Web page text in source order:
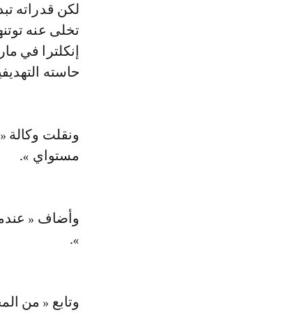
لكن قدراته
تخلى عنه
إنكلترا في
حاسته
ونقلت وكالة
مستواي ».
وأضاف «
».
وتابع « من